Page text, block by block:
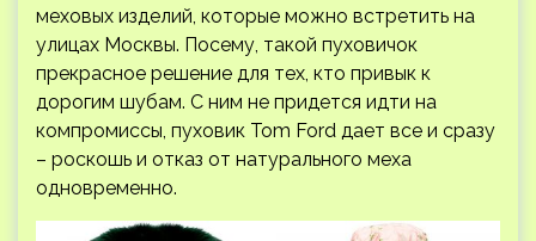
меховых изделий, которые можно встретить на
улицах Москвы. Посему, такой пуховичок
прекрасное решение для тех, кто привык к
дорогим шубам. С ним не придется идти на
компромиссы, пуховик Tom Ford дает все и сразу
– роскошь и отказ от натурального меха
одновременно.